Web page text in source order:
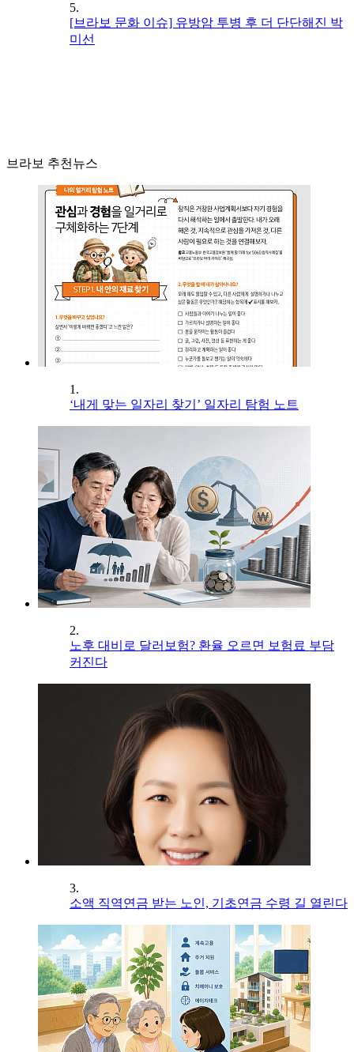
5.
[브라보 문화 이슈] 유방암 투병 후 더 단단해진 박
미선
브라보 추천뉴스
1.
‘내게 맞는 일자리 찾기’ 일자리 탐험 노트
2.
노후 대비로 달러보험? 환율 오르면 보험료 부담
커진다
3.
소액 직역연금 받는 노인, 기초연금 수령 길 열린다